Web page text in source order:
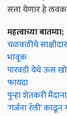
सत्ता येणार हे
महत्वाच्या बातम्या;
चळवळीचे
भावूक
पारवडी येथे ऊस
फायदा
पुन्हा शेतकरी
'गर्जना रॅली' काढून